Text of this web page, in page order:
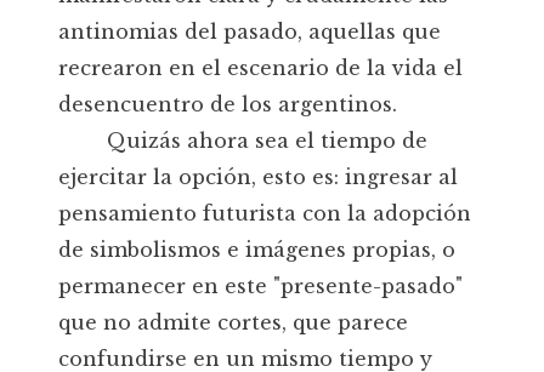
antinomias del pasado, aquellas que
recrearon en el escenario de la vida el
desencuentro de los argentinos.
Quizás ahora sea el tiempo de
ejercitar la opción, esto es: ingresar al
pensamiento futurista con la adopción
de simbolismos e imágenes propias, o
permanecer en este "presente-pasado"
que no admite cortes, que parece
confundirse en un mismo tiempo y